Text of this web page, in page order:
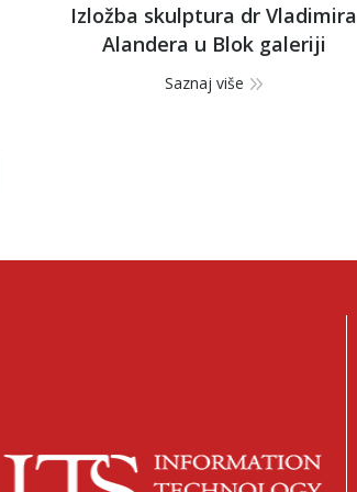
Izložba skulptura dr Vladimira
Alandera u Blok galeriji
Saznaj više